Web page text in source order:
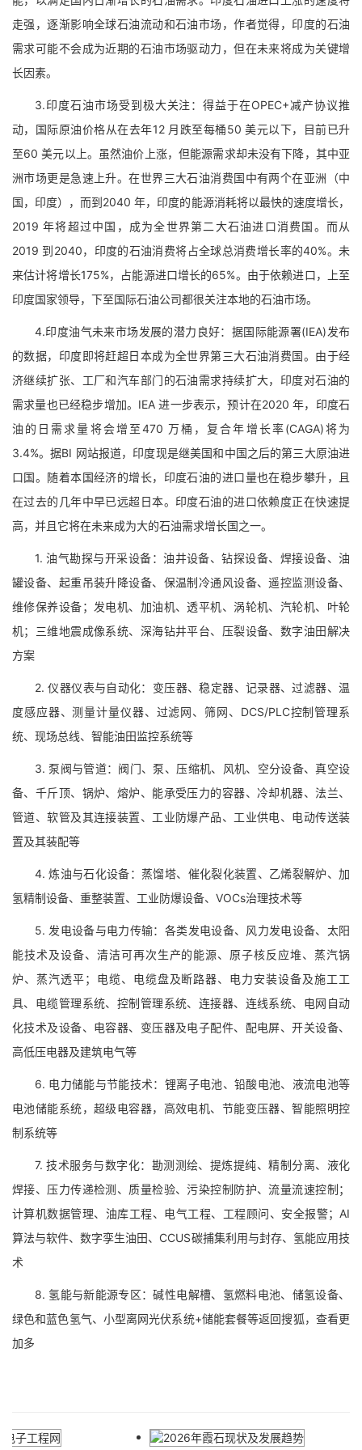
走强，逐渐影响全球石油流动和石油市场，作者觉得，印度的石油
需求可能不会成为近期的石油市场驱动力，但在未来将成为关键增
长因素。
3.印度石油市场受到极大关注：得益于在OPEC+减产协议推
动，国际原油价格从在去年12 月跌至每桶50 美元以下，目前已升
至60 美元以上。虽然油价上涨，但能源需求却未没有下降，其中亚
洲市场更是急速上升。在世界三大石油消费国中有两个在亚洲（中
国，印度），而到2040 年，印度的能源消耗将以最快的速度增长，
2019 年将超过中国，成为全世界第二大石油进口消费国。而从
2019 到2040，印度的石油消费将占全球总消费增长率的40%。未
来估计将增长175%，占能源进口增长的65%。由于依赖进口，上至
印度国家领导，下至国际石油公司都很关注本地的石油市场。
4.印度油气未来市场发展的潜力良好：据国际能源署(IEA)发布
的数据，印度即将赶超日本成为全世界第三大石油消费国。由于经
济继续扩张、工厂和汽车部门的石油需求持续扩大，印度对石油的
需求量也已经稳步增加。IEA 进一步表示，预计在2020 年，印度石
油的日需求量将会增至470 万桶，复合年增长率(CAGA)将为
3.4%。据BI 网站报道，印度现是继美国和中国之后的第三大原油进
口国。随着本国经济的增长，印度石油的进口量也在稳步攀升，且
在过去的几年中早已远超日本。印度石油的进口依赖度正在快速提
高，并且它将在未来成为大的石油需求增长国之一。
1. 油气勘探与开采设备：油井设备、钻探设备、焊接设备、油
罐设备、起重吊装升降设备、保温制冷通风设备、遥控监测设备、
维修保养设备；发电机、加油机、透平机、涡轮机、汽轮机、叶轮
机；三维地震成像系统、深海钻井平台、压裂设备、数字油田解决
方案
2. 仪器仪表与自动化：变压器、稳定器、记录器、过滤器、温
度感应器、测量计量仪器、过滤网、筛网、DCS/PLC控制管理系
统、现场总线、智能油田监控系统等
3. 泵阀与管道：阀门、泵、压缩机、风机、空分设备、真空设
备、千斤顶、锅炉、熔炉、能承受压力的容器、冷却机器、法兰、
管道、软管及其连接装置、工业防爆产品、工业供电、电动传送装
置及其装配等
4. 炼油与石化设备：蒸馏塔、催化裂化装置、乙烯裂解炉、加
氢精制设备、重整装置、工业防爆设备、VOCs治理技术等
5. 发电设备与电力传输：各类发电设备、风力发电设备、太阳
能技术及设备、清洁可再次生产的能源、原子核反应堆、蒸汽锅
炉、蒸汽透平；电缆、电缆盘及断路器、电力安装设备及施工工
具、电缆管理系统、控制管理系统、连接器、连线系统、电网自动
化技术及设备、电容器、变压器及电子配件、配电屏、开关设备、
高低压电器及建筑电气等
6. 电力储能与节能技术：锂离子电池、铅酸电池、液流电池等
电池储能系统，超级电容器，高效电机、节能变压器、智能照明控
制系统等
7. 技术服务与数字化：勘测测绘、提炼提纯、精制分离、液化
焊接、压力传递检测、质量检验、污染控制防护、流量流速控制；
计算机数据管理、油库工程、电气工程、工程顾问、安全报警；AI
算法与软件、数字孪生油田、CCUS碳捕集利用与封存、氢能应用技
术
8. 氢能与新能源专区：碱性电解槽、氢燃料电池、储氢设备、
绿色和蓝色氢气、小型离网光伏系统+储能套餐等返回搜狐，查看更
加多